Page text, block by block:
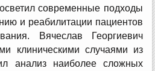
современные подходы
и реабилитации пациентов
Вячеслав Георгиевич
клиническими случаями из
анализ наиболее сложных